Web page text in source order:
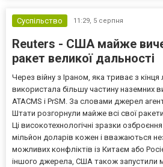
Суспільство
11:29, 5 серпня
Reuters - США майже
ракет великої дальності
Через війну з Іраном, яка триває з
використала більшу частину наземних
ATACMS і PrSM. За словами джерел
Штати розгорнули майже всі свої
Ці високотехнологічні зразки
мільйон доларів кожен і вважаються
можливих конфліктів із Китаєм або
іншого джерела, США також запустили